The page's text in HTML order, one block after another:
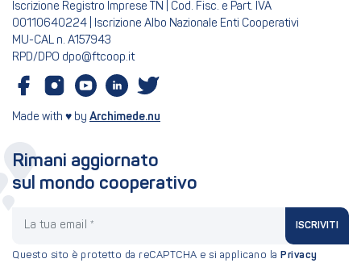
Iscrizione Registro Imprese TN | Cod. Fisc. e Part. IVA
00110640224 | Iscrizione Albo Nazionale Enti Cooperativi
MU-CAL n. A157943
RPD/DPO dpo@ftcoop.it
Made with ♥ by Archimede.nu
Rimani aggiornato
sul mondo cooperativo
ISCRIVITI
Questo sito è protetto da reCAPTCHA e si applicano la Privacy